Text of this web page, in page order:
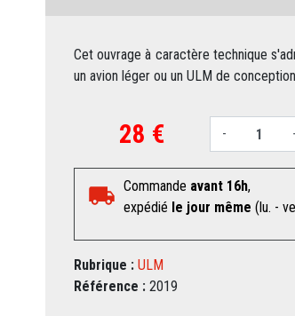
Cet ouvrage à caractère technique
un avion léger ou un ULM de
28 € -
Commande avant 16h,
expédié le jour même (lu. -
Rubrique : ULM
Référence :2019